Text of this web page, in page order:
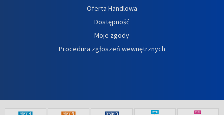
Oferta Handlowa
Dostępność
Moje zgody
Procedura zgłoszeń wewnętrznych